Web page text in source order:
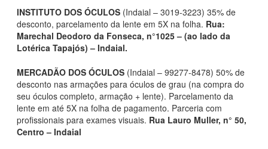
INSTITUTO DOS ÓCULOS (Indaial – 3019-3223) 35% de
desconto, parcelamento da lente em 5X na folha. Rua:
Marechal Deodoro da Fonseca, n°1025 – (ao lado da
Lotérica Tapajós) – Indaial.
MERCADÃO DOS ÓCULOS (Indaial – 99277-8478) 50% de
desconto nas armações para óculos de grau (na compra do
seu óculos completo, armação + lente). Parcelamento da
lente em até 5X na folha de pagamento. Parceria com
profissionais para exames visuais. Rua Lauro Muller, n° 50,
Centro – Indaial